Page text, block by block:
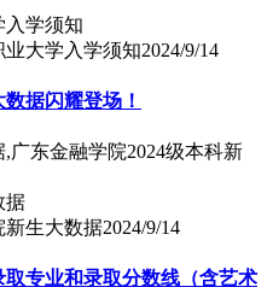
业大学入学须知2024/9/14
据闪耀登场！
广东金融学院2024级本科新
新生大数据2024/9/14
专业和录取分数线（含艺术